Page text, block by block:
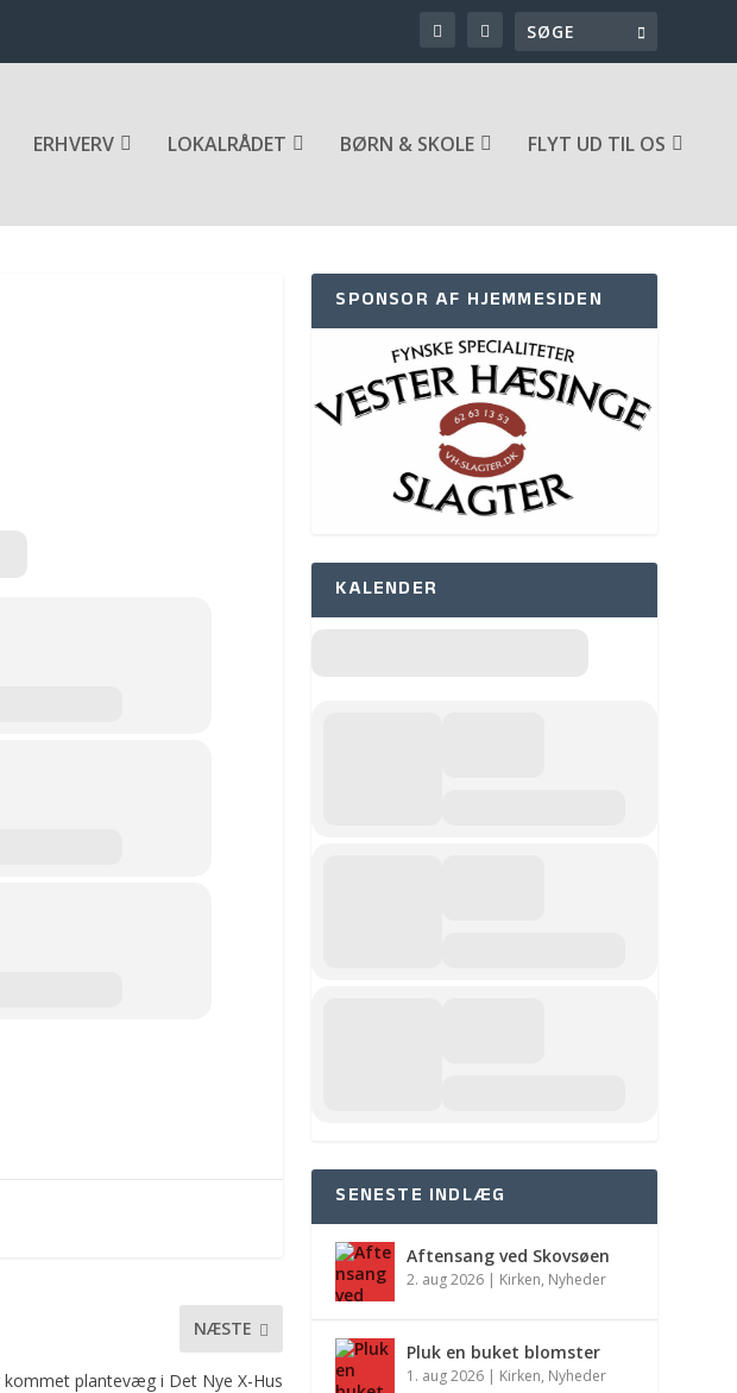
ERHVERV LOKALRÅDET BØRN & SKOLE FLYT UD TIL OS
NÆSTE
kommet plantevæg i Det Nye X-Hus
SPONSOR AF HJEMMESIDEN
KALENDER
SENESTE INDLÆG
Aftensang ved Skovsøen
2. aug 2026 | Kirken, Nyheder
Pluk en buket blomster
1. aug 2026 | Kirken, Nyheder